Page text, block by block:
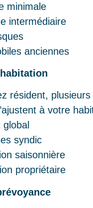
minimale
intermédiaire
anciennes
résident, plusieurs
à votre
syndic
saisonnière
propriétaire